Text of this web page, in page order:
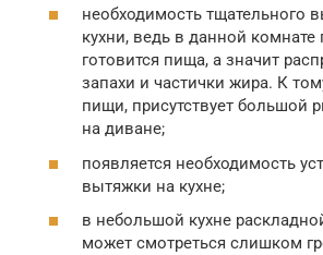
необходимость тщательного
кухни, ведь в данной комнате
готовится пища, а значит
запахи и частички жира. К
пищи, присутствует большой
на диване;
появляется необходимость
вытяжки на кухне;
в небольшой кухне
может смотреться слишком